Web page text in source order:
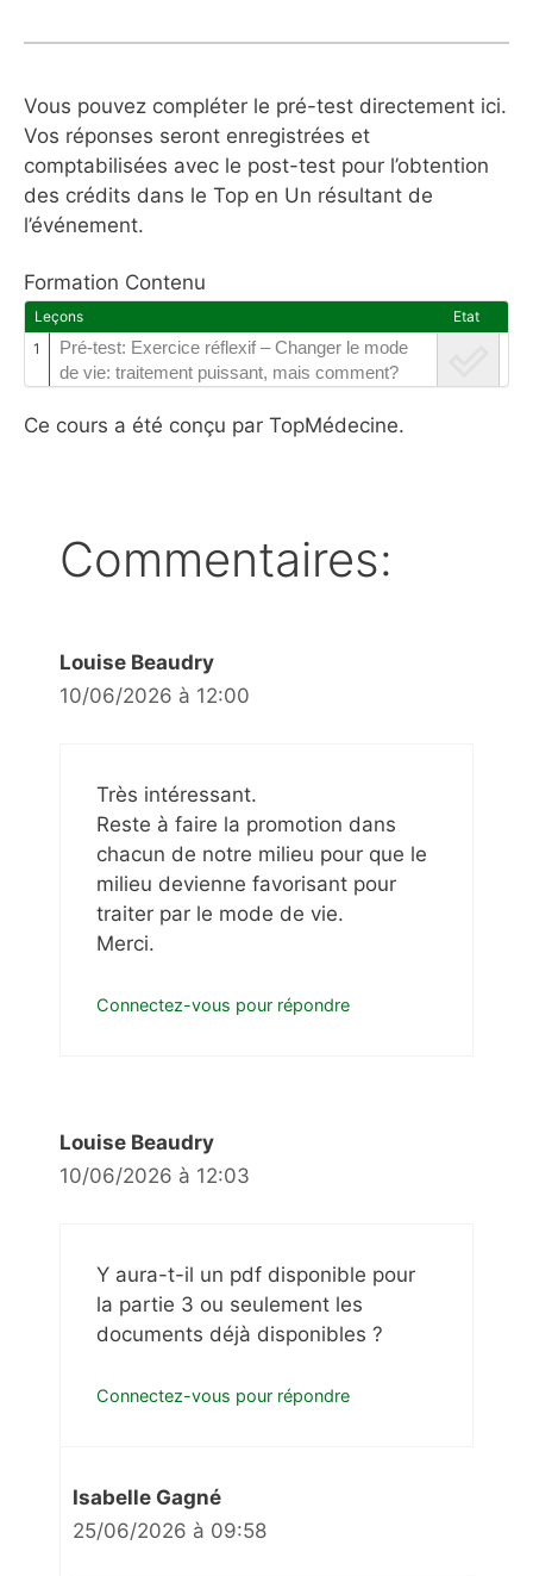
Vous pouvez compléter le pré-test directement ici.
Vos réponses seront enregistrées et
comptabilisées avec le post-test pour l’obtention
des crédits dans le Top en Un résultant de
l’événement.
Formation Contenu
Leçons
Etat
1
Pré-test: Exercice réflexif – Changer le mode
de vie: traitement puissant, mais comment?
Ce cours a été conçu par TopMédecine.
Commentaires:
Louise Beaudry
10/06/2026 à 12:00
Très intéressant.
Reste à faire la promotion dans
chacun de notre milieu pour que le
milieu devienne favorisant pour
traiter par le mode de vie.
Merci.
Connectez-vous pour répondre
Louise Beaudry
10/06/2026 à 12:03
Y aura-t-il un pdf disponible pour
la partie 3 ou seulement les
documents déjà disponibles ?
Connectez-vous pour répondre
Isabelle Gagné
25/06/2026 à 09:58